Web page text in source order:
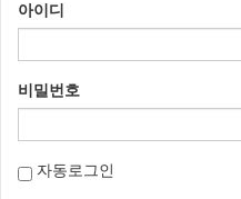
아이디
비밀번호
자동로그인